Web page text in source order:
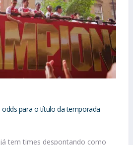
odds para o título da temporada
tem times despontando como